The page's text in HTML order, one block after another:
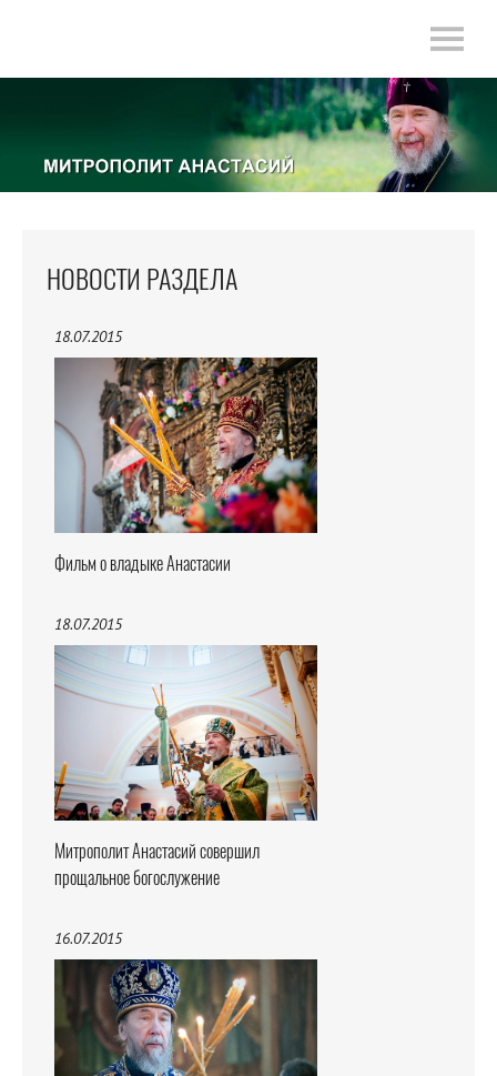
НОВОСТИ РАЗДЕЛА
18.07.2015
Фильм о владыке Анастасии
18.07.2015
Митрополит Анастасий совершил
прощальное богослужение
16.07.2015